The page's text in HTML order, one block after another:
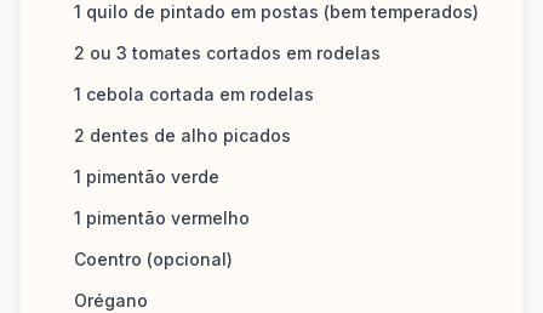
1 quilo de pintado em postas (bem temperados)
2 ou 3 tomates cortados em rodelas
1 cebola cortada em rodelas
2 dentes de alho picados
1 pimentão verde
1 pimentão vermelho
Coentro (opcional)
Orégano